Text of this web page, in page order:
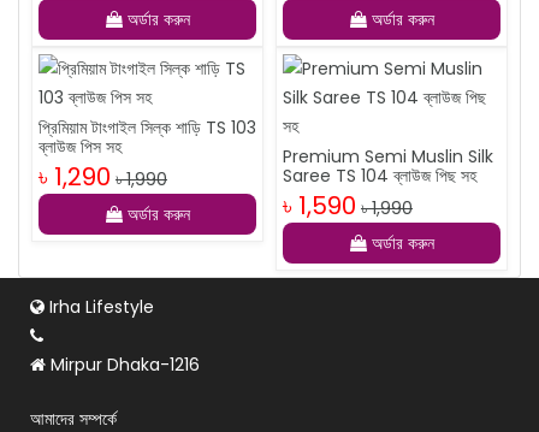
অর্ডার করুন
অর্ডার করুন
প্রিমিয়াম টাংগাইল সিল্ক শাড়ি TS 103
ব্লাউজ পিস সহ
৳ 1,290 ৳ 1,990
অর্ডার করুন
Premium Semi Muslin Silk
Saree TS 104 ব্লাউজ পিছ সহ
৳ 1,590 ৳ 1,990
অর্ডার করুন
Irha Lifestyle
Mirpur Dhaka-1216
আমাদের সম্পর্কে